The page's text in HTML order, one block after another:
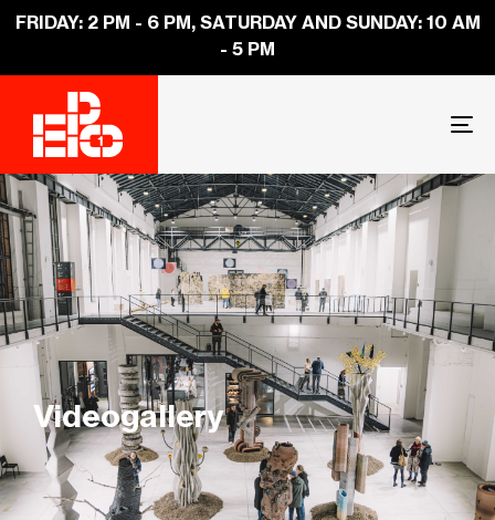
FRIDAY: 2 PM - 6 PM, SATURDAY AND SUNDAY: 10 AM
- 5 PM
Videogallery